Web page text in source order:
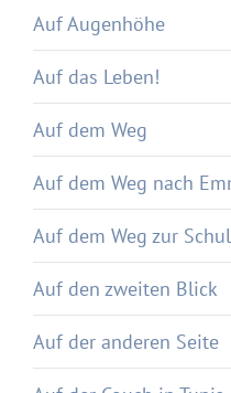
Auf Augenhöhe
Auf das Leben!
Auf dem Weg
Auf dem Weg nach
Auf dem Weg zur
Auf den zweiten Blick
Auf der anderen Seite